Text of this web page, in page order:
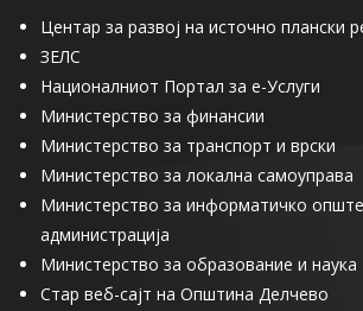
Центар за развој на источно плански
ЗЕЛС
Националниот Портал за е-Услуги
Министерство за финансии
Министерство за транспорт и врски
Министерство за локална самоуправа
Министерство за информатичко
администрација
Министерство за образование и наука
Стар веб-сајт на Општина Делчево